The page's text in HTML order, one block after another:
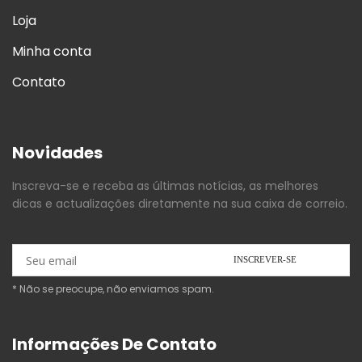
Loja
Minha conta
Contato
Novidades
Inscreva-se e receba as últimas notícias, as melhores
dicas e actualizações diretamente na sua caixa de correio.
* Não se preocupe, não enviamos spam.
Informações De Contato